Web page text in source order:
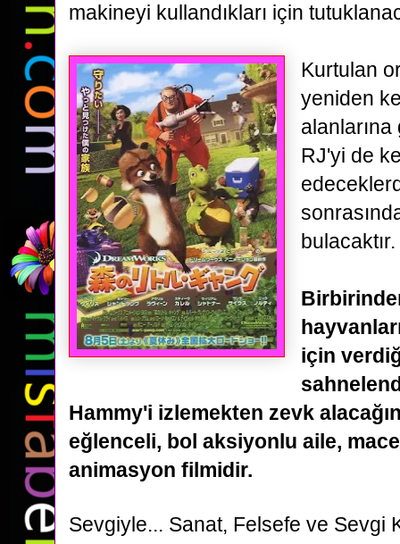
makineyi kullandıkları için
Kurtulan
yeniden
RJ'yi de
bulacaktır.
için
Hammy'i izlemekten zevk
eğlenceli, bol aksiyonlu aile,
animasyon filmidir.
Sevgiyle... Sanat, Felsefe ve Sevgi